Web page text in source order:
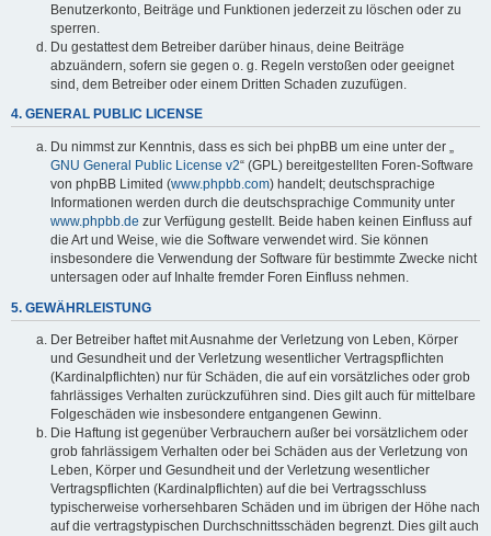
Benutzerkonto, Beiträge und Funktionen jederzeit zu löschen oder zu
sperren.
Du gestattest dem Betreiber darüber hinaus, deine Beiträge
abzuändern, sofern sie gegen o. g. Regeln verstoßen oder geeignet
sind, dem Betreiber oder einem Dritten Schaden zuzufügen.
4. GENERAL PUBLIC LICENSE
Du nimmst zur Kenntnis, dass es sich bei phpBB um eine unter der „
GNU General Public License v2“ (GPL) bereitgestellten Foren-Software
von phpBB Limited (www.phpbb.com) handelt; deutschsprachige
Informationen werden durch die deutschsprachige Community unter
www.phpbb.de zur Verfügung gestellt. Beide haben keinen Einfluss auf
die Art und Weise, wie die Software verwendet wird. Sie können
insbesondere die Verwendung der Software für bestimmte Zwecke nicht
untersagen oder auf Inhalte fremder Foren Einfluss nehmen.
5. GEWÄHRLEISTUNG
Der Betreiber haftet mit Ausnahme der Verletzung von Leben, Körper
und Gesundheit und der Verletzung wesentlicher Vertragspflichten
(Kardinalpflichten) nur für Schäden, die auf ein vorsätzliches oder grob
fahrlässiges Verhalten zurückzuführen sind. Dies gilt auch für mittelbare
Folgeschäden wie insbesondere entgangenen Gewinn.
Die Haftung ist gegenüber Verbrauchern außer bei vorsätzlichem oder
grob fahrlässigem Verhalten oder bei Schäden aus der Verletzung von
Leben, Körper und Gesundheit und der Verletzung wesentlicher
Vertragspflichten (Kardinalpflichten) auf die bei Vertragsschluss
typischerweise vorhersehbaren Schäden und im übrigen der Höhe nach
auf die vertragstypischen Durchschnittsschäden begrenzt. Dies gilt auch